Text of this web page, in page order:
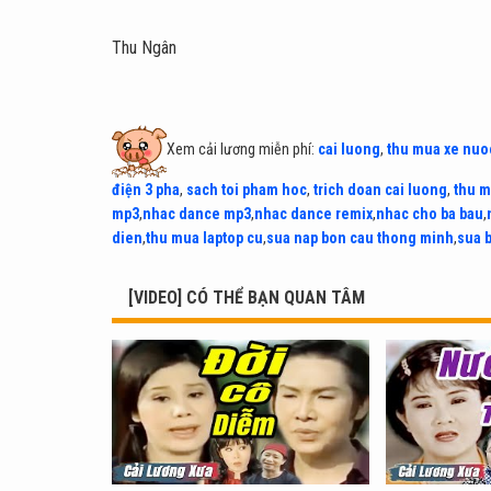
Thu Ngân
Xem cải lương miễn phí: cai luong, thu mua xe
điện 3 pha, sach toi pham hoc, trich doan cai luong, thu
mp3,nhac dance mp3,nhac dance remix,nhac cho ba bau,
dien,thu mua laptop cu,sua nap bon cau thong minh,sua
[VIDEO] CÓ THỂ BẠN QUAN TÂM